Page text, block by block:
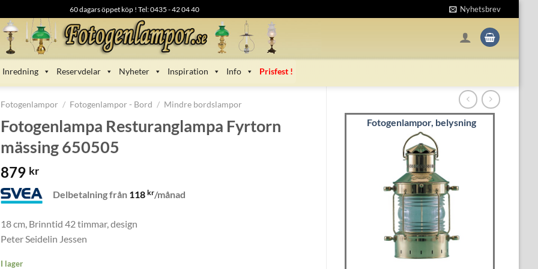
60 dagars öppet köp ! Tel: 0435 - 42 04 40 Nyhetsbrev
Inredning Reservdelar Nyheter Inspiration Info Prisfest !
Fotogenlampor, belysning
Fotogenlampor / Fotogenlampor - Bord / Mindre bordslampor
Fotogenlampa Resturanglampa Fyrtorn
mässing 650505
879 kr
Delbetalning från 118kr/månad
18 cm, Brinntid 42 timmar, design
Peter Seidelin Jessen
I lager